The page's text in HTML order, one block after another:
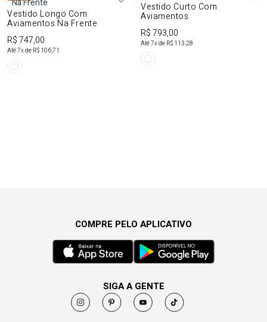
Vestido Longo Com
Aviamentos Na Frente
R$ 747,00
Até7x de R$ 106,71
Vestido Curto Com
Aviamentos
R$ 793,00
Até7x de R$ 113,28
COMPRE PELO APLICATIVO
SIGA A GENTE